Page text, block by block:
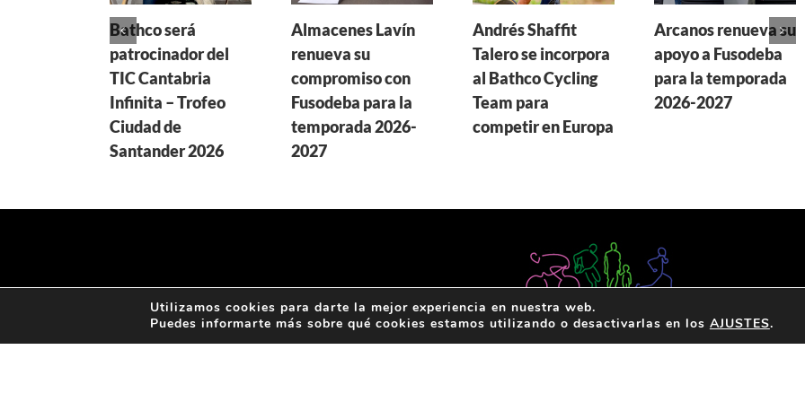
Bathco será
patrocinador del
TIC Cantabria
Infinita – Trofeo
Ciudad de
Santander 2026
Almacenes Lavín
renueva su
compromiso con
Fusodeba para la
temporada 2026-
2027
Andrés Shaffit
Talero se incorpora
al Bathco Cycling
Team para
competir en Europa
Arcanos renueva su
apoyo a Fusodeba
para la temporada
2026-2027
Utilizamos cookies para darte la mejor experiencia en nuestra web.
Puedes informarte más sobre qué cookies estamos utilizando o desactivarlas en los AJUSTES.